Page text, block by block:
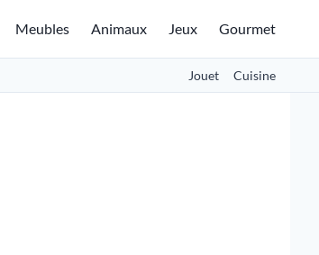
Meubles Animaux Jeux Gourmet
Jouet Cuisine